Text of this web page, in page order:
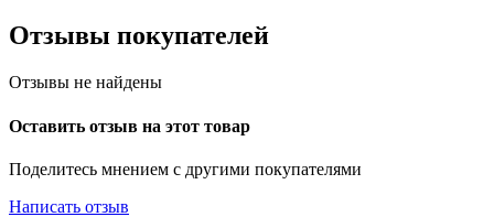
Отзывы покупателей
Отзывы не найдены
Оставить отзыв на этот товар
Поделитесь мнением с другими покупателями
Написать отзыв